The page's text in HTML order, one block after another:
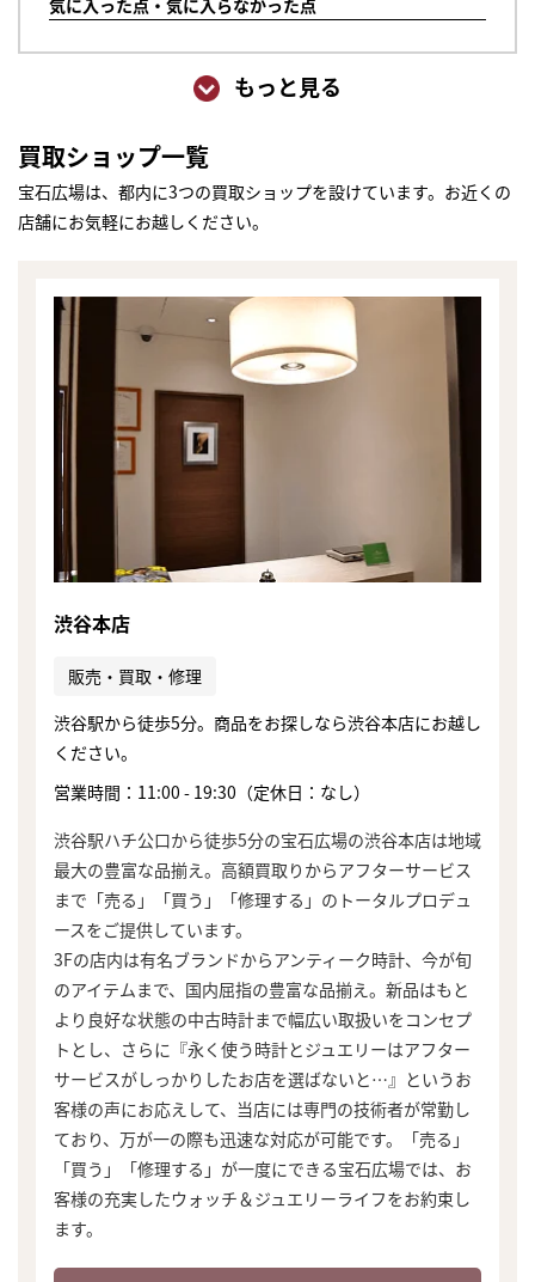
気に入った点・気に入らなかった点
もっと見る
買取ショップ一覧
宝石広場は、都内に3つの買取ショップを設けています。お近くの
店舗にお気軽にお越しください。
渋谷本店
販売・買取・修理
渋谷駅から徒歩5分。商品をお探しなら渋谷本店にお越し
ください。
営業時間：11:00 - 19:30（定休日：なし）
渋谷駅ハチ公口から徒歩5分の宝石広場の渋谷本店は地域
最大の豊富な品揃え。高額買取りからアフターサービス
まで「売る」「買う」「修理する」のトータルプロデュ
ースをご提供しています。
3Fの店内は有名ブランドからアンティーク時計、今が旬
のアイテムまで、国内屈指の豊富な品揃え。新品はもと
より良好な状態の中古時計まで幅広い取扱いをコンセプ
トとし、さらに『永く使う時計とジュエリーはアフター
サービスがしっかりしたお店を選ばないと…』というお
客様の声にお応えして、当店には専門の技術者が常勤し
ており、万が一の際も迅速な対応が可能です。「売る」
「買う」「修理する」が一度にできる宝石広場では、お
客様の充実したウォッチ＆ジュエリーライフをお約束し
ます。